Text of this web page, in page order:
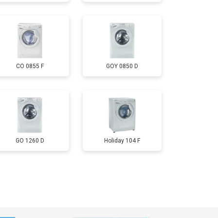
Заказать
4200 ₽ Заказать
2800 ₽ Заказать
3450 ₽ Заказать
3450 ₽ Заказать
CO 0855 F GOY 0850 D
GO 1260 D Holiday 104 F